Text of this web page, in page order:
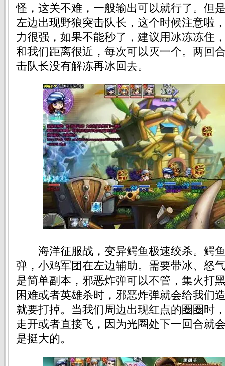
怪，这关不难，一般输出可以就行了。但
左边出现野狼突击队长，这个时候注意啦
力很强，如果不能秒了，建议用冰冻冻住
和我们距离很近，每次可以灭一个。两回
击队长没有解冻再冰回去。
海洋征服战，变异鳄鱼极速绞杀。鳄
弹，小鸡军团在左边辅助。需要带冰、怒
是简单副本，邪恶炸弹可以不管，集火打
困难或者英雄杀时，邪恶炸弹就会给我们
就要打掉。当我们周边出现红点的圈圈时
走开或者直接飞，因为光圈处下一回合就
是挺大的。